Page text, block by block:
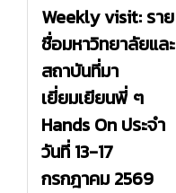
Weekly visit: ราย
ชื่อมหาวิทยาลัยและ
สถาบันที่มา
เยี่ยมเยียนพี่ ๆ
Hands On ประจำ
วันที่ 13-17
กรกฎาคม 2569